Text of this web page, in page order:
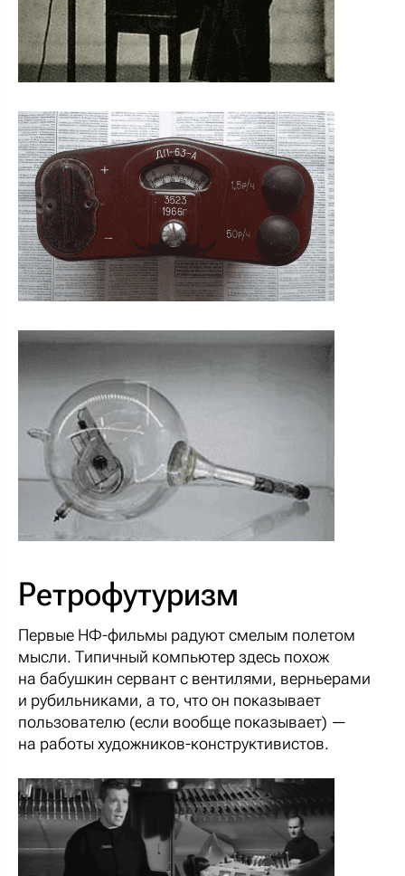
Ретрофутуризм
Первые НФ-фильмы радуют смелым полетом
мысли. Типичный компьютер здесь похож
на бабушкин сервант с вентилями, верньерами
и рубильниками, а то, что он показывает
пользователю (если вообще показывает) —
на работы художников-конструктивистов.